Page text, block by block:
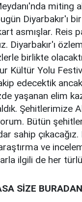
miting
Diyarbakır'ı
asmışlar. Reis
Diyarbakır'ı
birlikte
Kültür Yolu
edecektik
yaşanan elim
Şehitlerimize
Bütün
sahip
ve
ilgili de her
SİZE